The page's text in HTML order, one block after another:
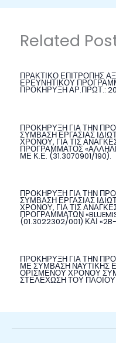
Related
ΠΡΑΚΤΙΚΟ ΕΠΙΤΡΟΠΗΣ
ΕΡΕΥΝΗΤΙΚΟΥ
ΠΡΟΚΗΡΥΞΗ ΑΡ.ΠΡΩΤ.:
ΠΡΟΚΗΡΥΞΗ ΓΙΑ ΤΗΝ
ΣΥΜΒΑΣΗ ΕΡΓΑΣΙΑΣ
ΧΡΟΝΟΥ, ΓΙΑ ΤΙΣ
ΠΡΟΓΡΑΜΜΑΤΟΣ
ΜΕ Κ.Ε. (31.3070901/190).
ΠΡΟΚΗΡΥΞΗ ΓΙΑ ΤΗΝ
ΣΥΜΒΑΣΗ ΕΡΓΑΣΙΑΣ
ΧΡΟΝΟΥ, ΓΙΑ ΤΙΣ
ΠΡΟΓΡΑΜΜΑΤΩΝ
(01.3022302/001) ΚΑΙ
ΠΡΟΚΗΡΥΞΗ ΓΙΑ ΤΗΝ
ΜΕ ΣΥΜΒΑΣΗ ΝΑΥΤΙΚΗΣ
ΟΡΙΣΜΕΝΟΥ ΧΡΟΝΟΥ
ΣΤΕΛΕΧΩΣΗ ΤΟΥ ΠΛΟΙΟΥ